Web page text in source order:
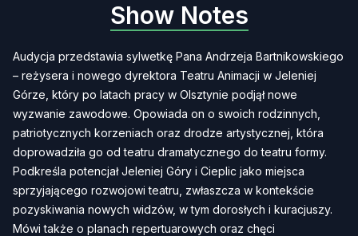
Show Notes
Audycja przedstawia sylwetkę Pana Andrzeja Bartnikowskiego
– reżysera i nowego dyrektora Teatru Animacji w Jeleniej
Górze, który po latach pracy w Olsztynie podjął nowe
wyzwanie zawodowe. Opowiada on o swoich rodzinnych,
patriotycznych korzeniach oraz drodze artystycznej, która
doprowadziła go od teatru dramatycznego do teatru formy.
Podkreśla potencjał Jeleniej Góry i Cieplic jako miejsca
sprzyjającego rozwojowi teatru, zwłaszcza w kontekście
pozyskiwania nowych widzów, w tym dorosłych i kuracjuszy.
Mówi także o planach repertuarowych oraz chęci